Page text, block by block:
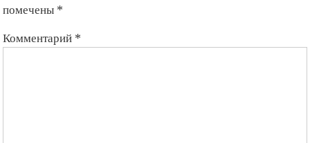
помечены *
Комментарий *